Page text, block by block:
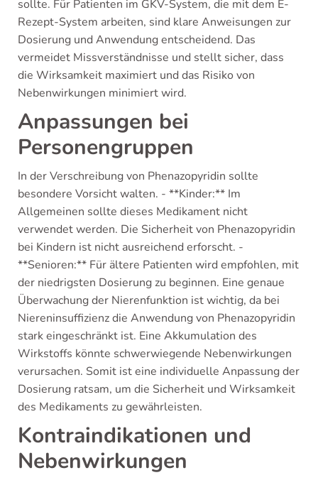
sollte. Für Patienten im GKV-System, die mit dem E-
Rezept-System arbeiten, sind klare Anweisungen zur
Dosierung und Anwendung entscheidend. Das
vermeidet Missverständnisse und stellt sicher, dass
die Wirksamkeit maximiert und das Risiko von
Nebenwirkungen minimiert wird.
Anpassungen bei
Personengruppen
In der Verschreibung von Phenazopyridin sollte
besondere Vorsicht walten. - **Kinder:** Im
Allgemeinen sollte dieses Medikament nicht
verwendet werden. Die Sicherheit von Phenazopyridin
bei Kindern ist nicht ausreichend erforscht. -
**Senioren:** Für ältere Patienten wird empfohlen, mit
der niedrigsten Dosierung zu beginnen. Eine genaue
Überwachung der Nierenfunktion ist wichtig, da bei
Niereninsuffizienz die Anwendung von Phenazopyridin
stark eingeschränkt ist. Eine Akkumulation des
Wirkstoffs könnte schwerwiegende Nebenwirkungen
verursachen. Somit ist eine individuelle Anpassung der
Dosierung ratsam, um die Sicherheit und Wirksamkeit
des Medikaments zu gewährleisten.
Kontraindikationen und
Nebenwirkungen